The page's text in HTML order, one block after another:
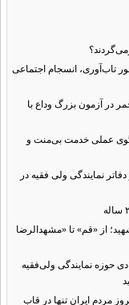
تاب‌آوری، انسجام اجتماعی
در آزمون بزرگ وداع با
عملی خدمت بی‌منت و
در دفاتر نمایندگی ولی فقیه در
از «قم» تا «مشهدالرضا
حوزه نمایندگی ولی‌فقیه
مردم ایران تنها در قاب